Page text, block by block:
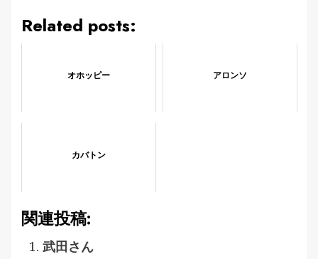
Related posts:
オホッピー アロンソ
カバトン
関連投稿:
武田さん